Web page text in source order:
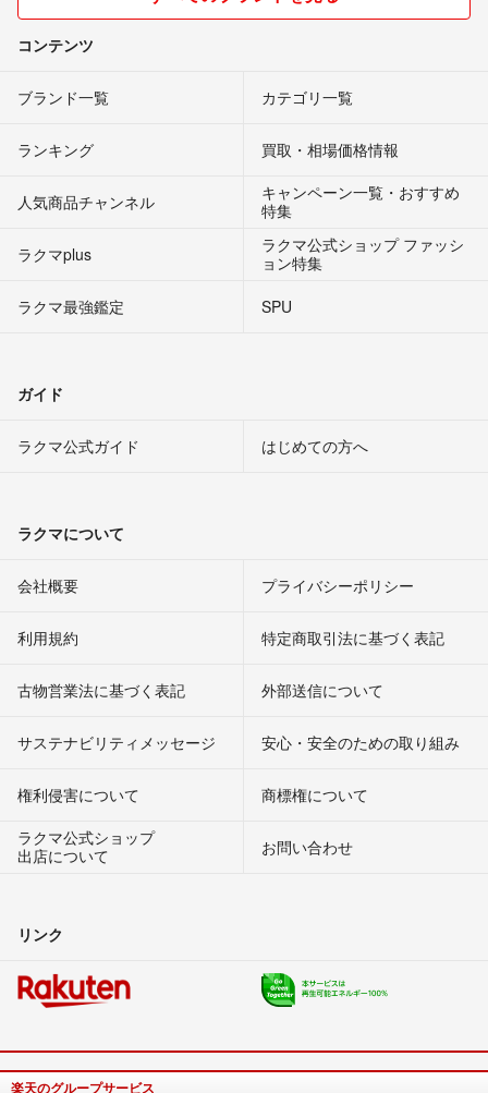
コンテンツ
ブランド一覧 カテゴリ一覧
ランキング 買取・相場価格情報
人気商品チャンネル
キャンペーン一覧・おすすめ
特集
ラクマplus
ラクマ公式ショップ ファッシ
ョン特集
ラクマ最強鑑定
SPU
ガイド
ラクマ公式ガイド はじめての方へ
ラクマについて
会社概要 プライバシーポリシー
利用規約 特定商取引法に基づく表記
古物営業法に基づく表記 外部送信について
サステナビリティメッセージ 安心・安全のための取り組み
権利侵害について
商標権について
ラクマ公式ショップ
出店について
お問い合わせ
リンク
楽天のグループサービス